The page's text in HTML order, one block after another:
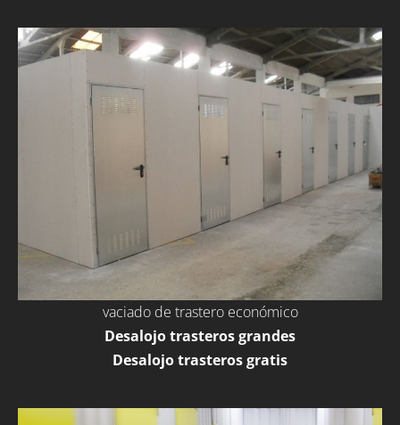
vaciado de trastero económico
Desalojo trasteros grandes
Desalojo trasteros gratis